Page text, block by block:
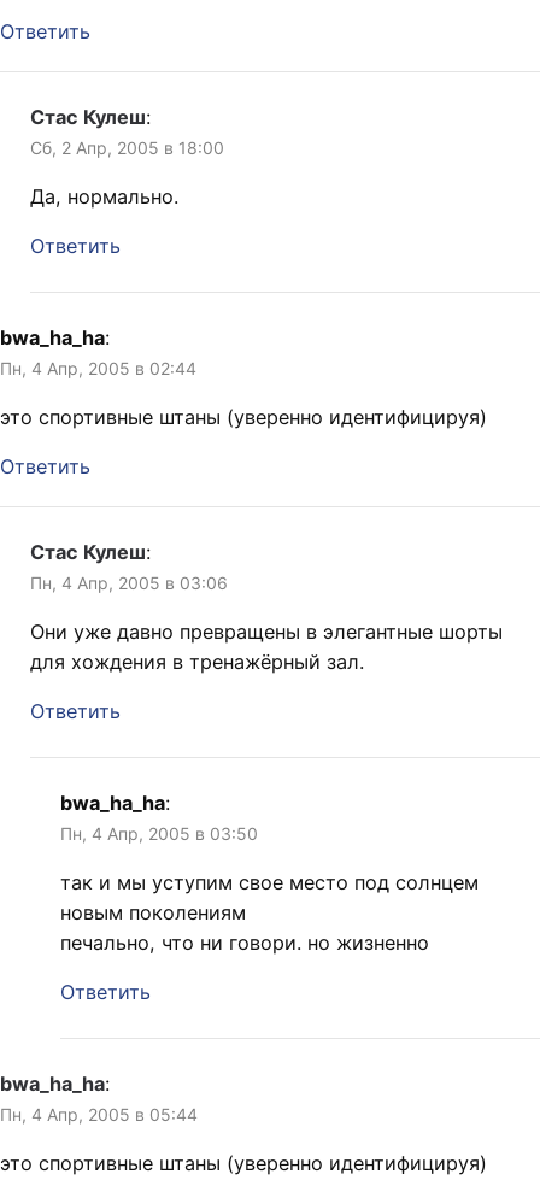
Ответить
Стас Кулеш:
Сб, 2 Апр, 2005 в 18:00
Да, нормально.
Ответить
bwa_ha_ha:
Пн, 4 Апр, 2005 в 02:44
это спортивные штаны (уверенно идентифицируя)
Ответить
Стас Кулеш:
Пн, 4 Апр, 2005 в 03:06
Они уже давно превращены в элегантные шорты
для хождения в тренажёрный зал.
Ответить
bwa_ha_ha:
Пн, 4 Апр, 2005 в 03:50
так и мы уступим свое место под солнцем
новым поколениям
печально, что ни говори. но жизненно
Ответить
bwa_ha_ha:
Пн, 4 Апр, 2005 в 05:44
это спортивные штаны (уверенно идентифицируя)